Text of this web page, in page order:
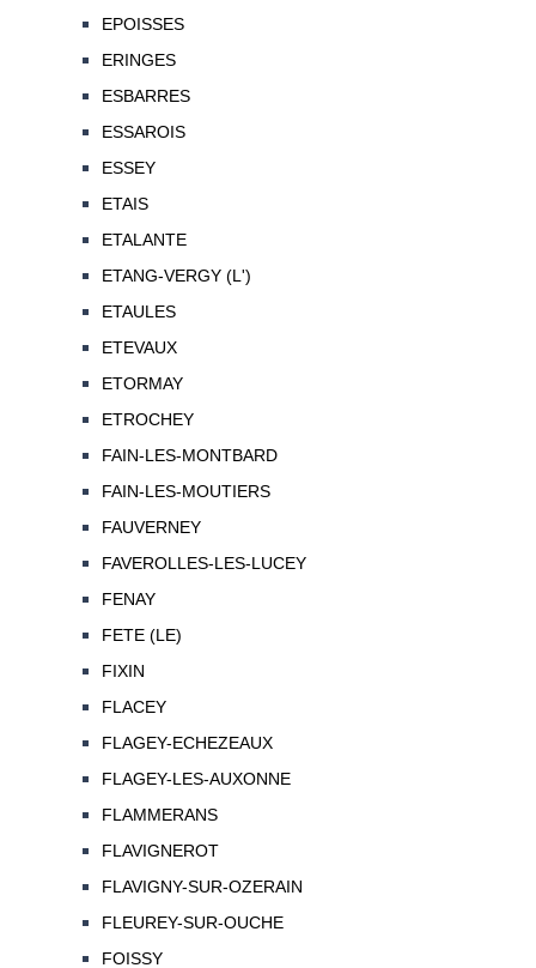
EPOISSES
ERINGES
ESBARRES
ESSAROIS
ESSEY
ETAIS
ETALANTE
ETANG-VERGY (L')
ETAULES
ETEVAUX
ETORMAY
ETROCHEY
FAIN-LES-MONTBARD
FAIN-LES-MOUTIERS
FAUVERNEY
FAVEROLLES-LES-LUCEY
FENAY
FETE (LE)
FIXIN
FLACEY
FLAGEY-ECHEZEAUX
FLAGEY-LES-AUXONNE
FLAMMERANS
FLAVIGNEROT
FLAVIGNY-SUR-OZERAIN
FLEUREY-SUR-OUCHE
FOISSY